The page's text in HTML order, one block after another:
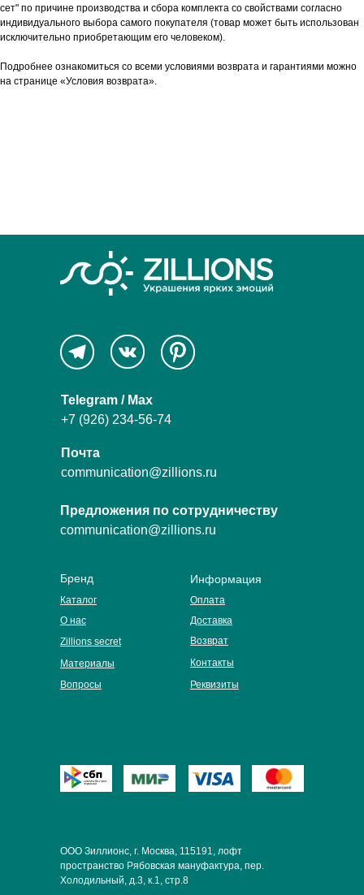
сет" по причине производства и сбора комплекта со свойствами согласно
индивидуального выбора самого покупателя (товар может быть использован
исключительно приобретающим его человеком).
Подробнее ознакомиться со всеми условиями возврата и гарантиями можно
на странице «Условия возврата».
Предложения по сотрудничеству
communication@zillions.ru
ООО Зиллионс, г. Москва, 115191, лофт
пространство Рябовская мануфактура, пер.
Холодильный, д.3, к.1, стр.8
Почта
communication@zillions.ru
Контакты
Вопросы
Материалы
О нас
Zillions secret
Возврат
Доставка
Оплата
Реквизиты
Информация
Бренд
Каталог
Telegram / Max
+7 (926) 234-56-74